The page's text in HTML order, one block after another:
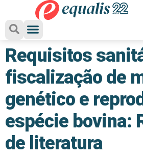
Requisitos
fiscalização de
genético e
espécie bovina:
de literatura